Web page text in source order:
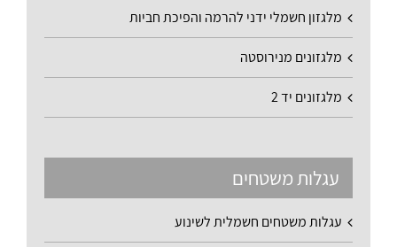
מלגזון חשמלי ידני להרמה והפיכת חביות
מלגזונים מנירוסטה
מלגזונים יד 2
עגלות משטחים
עגלות משטחים חשמלית לשינוע